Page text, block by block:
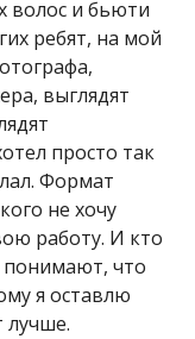
волос и бьюти
ребят, на мой
выглядят
просто так
Формат
не хочу
работу. И кто
понимают, что
я оставлю
лучше.